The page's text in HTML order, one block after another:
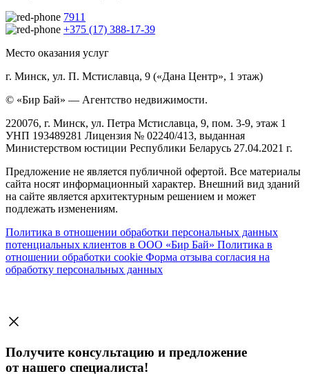
7911
+375 (17) 388-17-39
Место оказания услуг
г. Минск, ул. П. Мстиславца, 9 («Дана Центр», 1 этаж)
© «Бир Бай» — Агентство недвижимости.
220076, г. Минск, ул. Петра Мстиславца, 9, пом. 3-9, этаж 1
УНП 193489281 Лицензия № 02240/413, выданная
Министерством юстиции Республики Беларусь 27.04.2021 г.
Предложение не является публичной офертой. Все материалы
сайта носят информационный характер. Внешний вид зданий
на сайте является архитектурным решением и может
подлежать изменениям.
Политика в отношении обработки персональных данных
потенциальных клиентов в ООО «Бир Бай» Политика в
отношении обработки cookie Форма отзыва согласия на
обработку персональных данных
Получите консультацию и предложение
от нашего специалиста!